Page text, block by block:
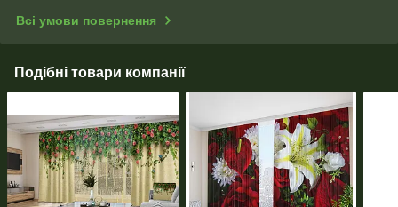
Всі умови повернення
Подібні товари компанії